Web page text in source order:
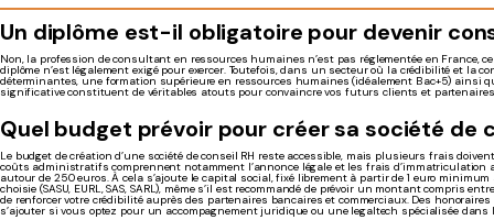
Un diplôme est-il obligatoire pour devenir
Non, la profession de consultant en ressources humaines n’est pas réglementée en France,
diplôme n’est légalement exigé pour exercer. Toutefois, dans un secteur où la crédibilité et la
déterminantes, une formation supérieure en ressources humaines (idéalement Bac+5) ainsi
significative constituent de véritables atouts pour convaincre vos futurs clients et
Quel budget prévoir pour créer sa société de
Le budget de création d’une société de conseil RH reste accessible, mais plusieurs frais
coûts administratifs comprennent notamment l’annonce légale et les frais d’immatriculation
autour de 250 euros. À cela s’ajoute le capital social, fixé librement à partir de 1 euro
choisie (SASU, EURL, SAS, SARL), même s’il est recommandé de prévoir un montant compris
de renforcer votre crédibilité auprès des partenaires bancaires et commerciaux. Des
s’ajouter si vous optez pour un accompagnement juridique ou une legaltech spécialisée dans